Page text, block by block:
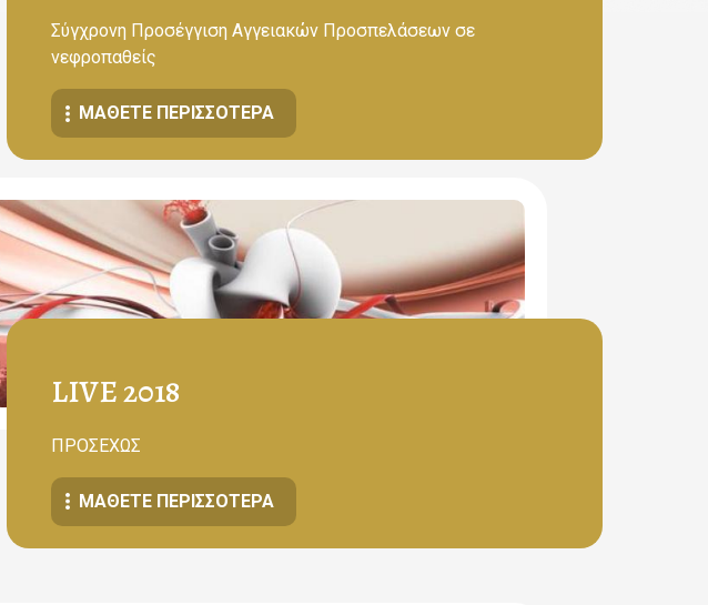
Σύγχρονη Προσέγγιση Αγγειακών Προσπελάσεων σε
νεφροπαθείς
ΜΆΘΕΤΕ ΠΕΡΙΣΣΌΤΕΡΑ
LIVE 2018
ΠΡΟΣΕΧΩΣ
ΜΆΘΕΤΕ ΠΕΡΙΣΣΌΤΕΡΑ